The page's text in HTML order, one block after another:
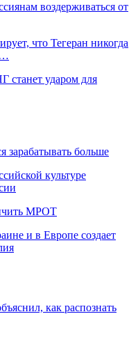
воздерживаться от
что Тегеран никогда
станет ударом для
зарабатывать больше
культуре
МРОТ
и в Европе создает
как распознать